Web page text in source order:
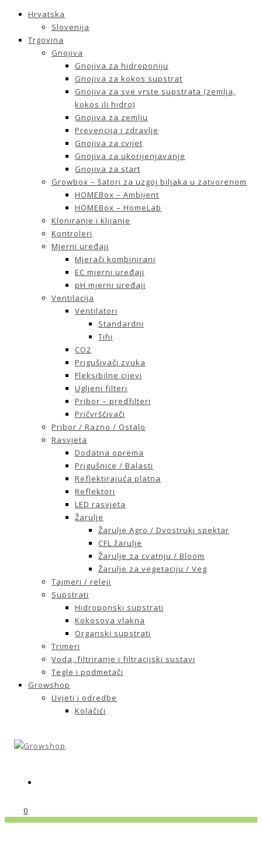
Hrvatska
Slovenija
Trgovina
Gnojiva
Gnojiva za hidroponiju
Gnojiva za kokos supstrat
Gnojiva za sve vrste supstrata (zemlja,
kokos ili hidro)
Gnojiva za zemlju
Prevencija i zdravlje
Gnojiva za cvijet
Gnojiva za ukorijenjavanje
Gnojiva za start
Growbox – šatori za uzgoj biljaka u zatvorenom
HOMEBox – Ambijent
HOMEBox – HomeLab
Kloniranje i klijanje
Kontroleri
Mjerni uređaji
Mjerači kombinirani
EC mjerni uređaji
pH mjerni uređaji
Ventilacija
Ventilatori
Standardni
Tihi
CO2
Prigušivači zvuka
Fleksibilne cijevi
Ugljeni filteri
Pribor – predfilteri
Pričvršćivači
Pribor / Razno / Ostalo
Rasvjeta
Dodatna oprema
Prigušnice / Balasti
Reflektirajuća platna
Reflektori
LED rasvjeta
Žarulje
Žarulje Agro / Dvostruki spektar
CFL žarulje
Žarulje za cvatnju / Bloom
Žarulje za vegetaciju / Veg
Tajmeri / releji
Supstrati
Hidroponski supstrati
Kokosova vlakna
Organski supstrati
Trimeri
Voda, filtriranje i filtracijski sustavi
Tegle i podmetači
Growshop
Uvjeti i odredbe
Kolačići
0